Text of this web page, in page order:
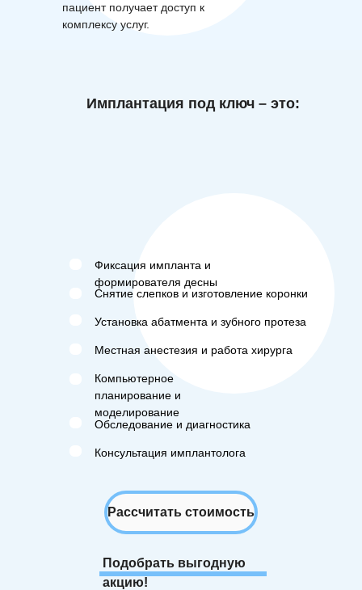
пациент получает доступ к
комплексу услуг.
Имплантация под ключ – это:
Консультация имплантолога
Обследование и диагностика
Компьютерное
планирование и
моделирование
Местная анестезия и работа хирурга
Фиксация импланта и
формирователя десны
Снятие слепков и изготовление коронки
Установка абатмента и зубного протеза
Рассчитать стоимость
Подобрать выгодную
акцию!